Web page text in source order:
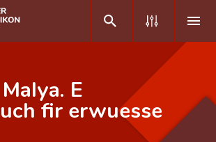
E
fir erwuesse